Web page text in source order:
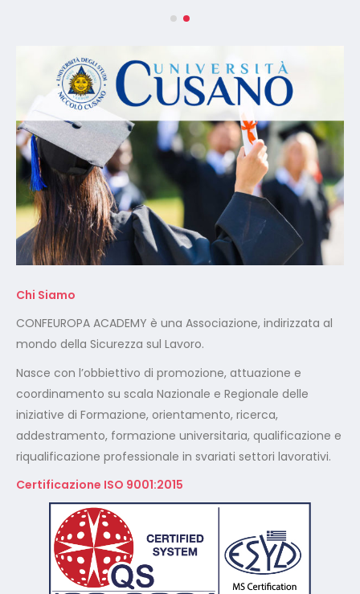
Chi Siamo
CONFEUROPA ACADEMY è una Associazione, indirizzata al
mondo della Sicurezza sul Lavoro.
Nasce con l’obbiettivo di promozione, attuazione e
coordinamento su scala Nazionale e Regionale delle
iniziative di Formazione, orientamento, ricerca,
addestramento, formazione universitaria, qualificazione e
riqualificazione professionale in svariati settori lavorativi.
Certificazione ISO 9001:2015